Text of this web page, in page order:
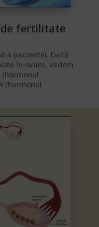
fertilitate
a pacientei. Dacă
în ovare, vedem
(hormonul
(hormonul